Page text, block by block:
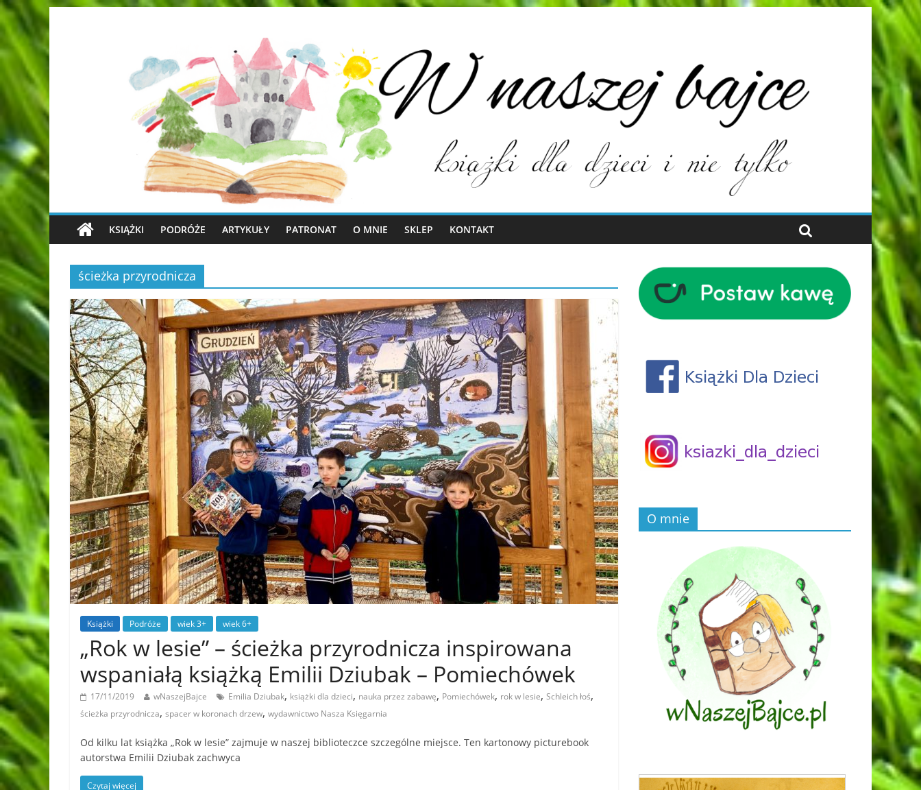
KSIĄŻKI PODRÓŻE ARTYKUŁY PATRONAT O MNIE SKLEP KONTAKT
ścieżka przyrodnicza
Książki Podróże wiek 3+ wiek 6+
„Rok w lesie” – ścieżka przyrodnicza inspirowana
wspaniałą książką Emilii Dziubak – Pomiechówek
17/11/2019 wNaszejBajce Emilia Dziubak, książki dla dzieci, nauka przez zabawę, Pomiechówek, rok w lesie, Schleich łoś,
ścieżka przyrodnicza, spacer w koronach drzew, wydawnictwo Nasza Księgarnia
Od kilku lat książka „Rok w lesie” zajmuje w naszej biblioteczce szczególne miejsce. Ten kartonowy picturebook
autorstwa Emilii Dziubak zachwyca
Czytaj więcej
O mnie